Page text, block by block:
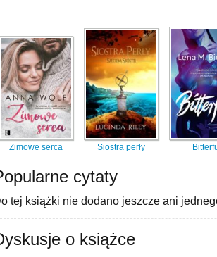
Zimowe serca Siostra perły
cytaty
tej książki nie dodano jeszcze ani
o książce